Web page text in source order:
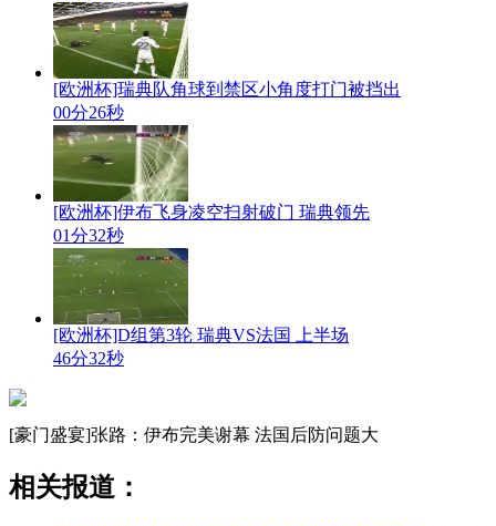
[欧洲杯]瑞典队角球到禁区小角度打门被挡出
00分26秒
[欧洲杯]伊布飞身凌空扫射破门 瑞典领先
01分32秒
[欧洲杯]D组第3轮 瑞典VS法国 上半场
46分32秒
[豪门盛宴]张路：伊布完美谢幕 法国后防问题大
相关报道：